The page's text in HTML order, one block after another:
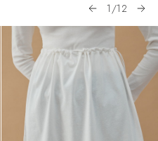
1 /12